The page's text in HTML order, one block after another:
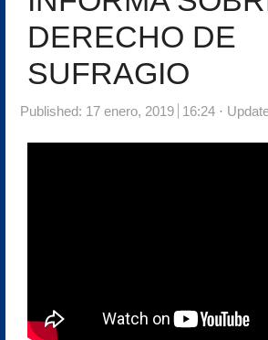
DERECHO DE
SUFRAGIO
Published: 17 enero, 2019 16:24